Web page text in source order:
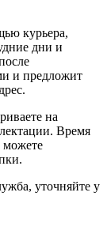
курьера,
дни и
и предложит
на
Время
можете
уточняйте у